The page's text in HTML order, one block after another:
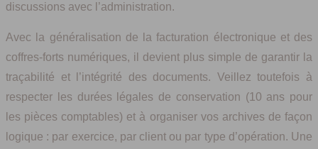
discussions avec l’administration.
Avec la généralisation de la facturation électronique et des
coffres-forts numériques, il devient plus simple de garantir la
traçabilité et l’intégrité des documents. Veillez toutefois à
respecter les durées légales de conservation (10 ans pour
les pièces comptables) et à organiser vos archives de façon
logique : par exercice, par client ou par type d’opération. Une